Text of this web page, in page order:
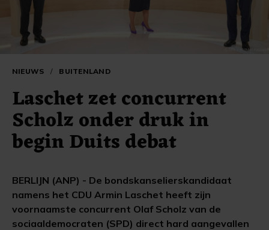
NIEUWS / BUITENLAND
Laschet zet concurrent
Scholz onder druk in
begin Duits debat
BERLIJN (ANP) - De bondskanselierskandidaat
namens het CDU Armin Laschet heeft zijn
voornaamste concurrent Olaf Scholz van de
sociaaldemocraten (SPD) direct hard aangevallen